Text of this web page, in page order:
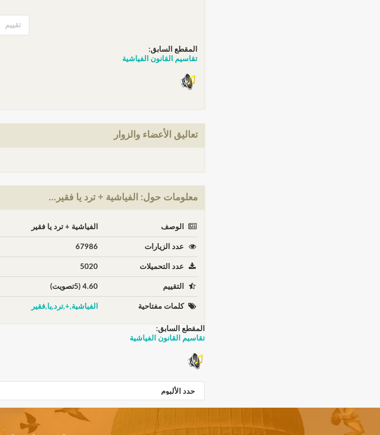
تقييم
المقطع السابق:
تقاسيم القانون الفياشية
تعاليق الأعضاء والزوار
معلومات حول: الفياشية + ترد يا فقير...
الوصف الفياشية + ترد يا فقير
عدد الزيارات 67986
عدد التحميلات 5020
التقييم 4.60 (5تصويت)
كلمات مفتاحية الفياشية,+,ترد,يا,فقير
المقطع السابق:
تقاسيم القانون الفياشية